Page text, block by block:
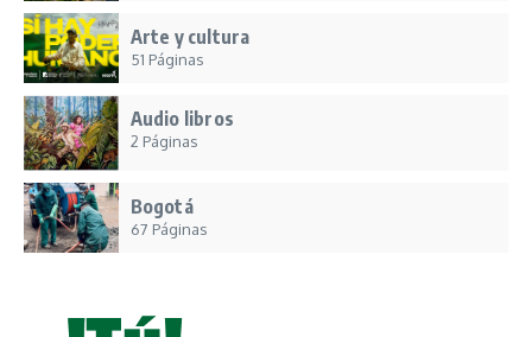
Arte y cultura
51 Páginas
Audio libros
2 Páginas
Bogotá
67 Páginas